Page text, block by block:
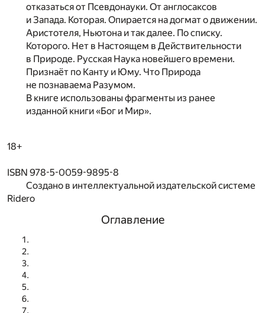
отказаться от Псевдонауки. От англосаксов
и Запада. Которая. Опирается на догмат о движении.
Аристотеля, Ньютона и так далее. По списку.
Которого. Нет в Настоящем в Действительности
в Природе. Русская Наука новейшего времени.
Признаёт по Канту и Юму. Что Природа
не познаваема Разумом.
В книге использованы фрагменты из ранее
изданной книги «Бог и Мир».
18+
ISBN 978-5-0059-9895-8
Создано в интеллектуальной издательской системе
Ridero
Оглавление